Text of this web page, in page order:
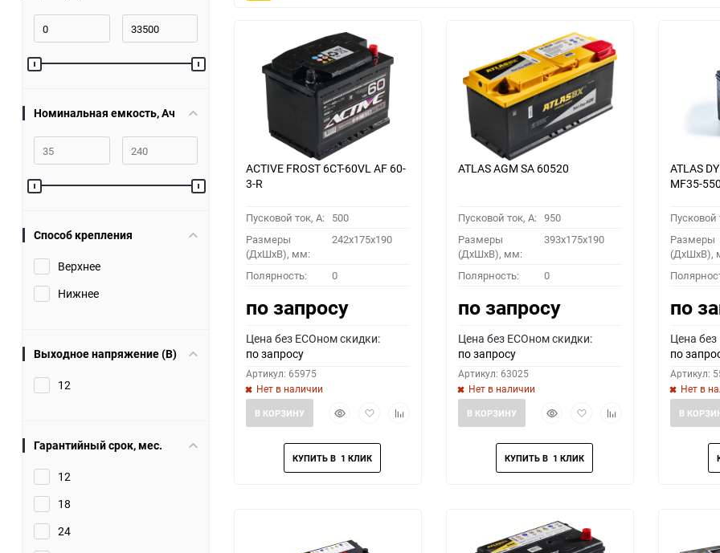
Номинальная емкость, Ач
Способ крепления
Верхнее
Нижнее
Выходное напряжение (В)
12
Гарантийный срок, мес.
12
18
24
30
60
90
150
ACTIVE FROST 6СТ-60VL АF 60-
3-R
Пусковой ток, A: 500
Размеры
(ДхШхВ), мм:
242x175x190
Полярность: 0
по запросу
Цена без ECOном скидки:
по запросу
Артикул: 65975
Нет в наличии
БыстрыйДобавить
избранное
Добавить
В КОРЗИНУ
ATLAS AGM SA 60520
Пусковой ток, A: 950
Размеры
(ДхШхВ), мм:
393x175x190
Полярность: 0
по запросу
Цена без ECOном скидки:
по запросу
Артикул: 63025
Нет в наличии
БыстрыйДобавить
избранное
Добавить
В КОРЗИНУ
ATLAS
MF35-
Пусковой
Размеры
(ДхШхВ),
по
Цена
по
Артикул:
Нет в
В